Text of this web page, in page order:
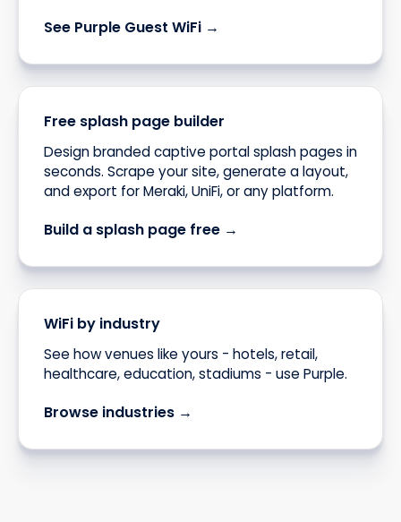
See Purple Guest WiFi →
Free splash page builder
Design branded captive portal splash pages in
seconds. Scrape your site, generate a layout,
and export for Meraki, UniFi, or any platform.
Build a splash page free →
WiFi by industry
See how venues like yours - hotels, retail,
healthcare, education, stadiums - use Purple.
Browse industries →